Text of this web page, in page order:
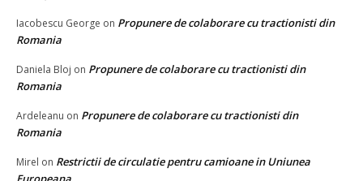
Iacobescu George on Propunere de colaborare cu tractionisti din
Romania
Daniela Bloj on Propunere de colaborare cu tractionisti din
Romania
Ardeleanu on Propunere de colaborare cu tractionisti din
Romania
Mirel on Restrictii de circulatie pentru camioane in Uniunea